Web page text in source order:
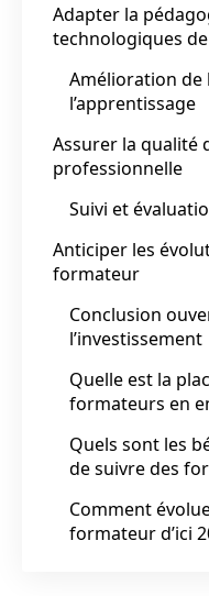
Adapter la
technologiques
Amélioration de
l’apprentissage
Assurer la qualité
professionnelle
Suivi et
Anticiper les
formateur
Conclusion
l’investissement
Quelle est la
formateurs en
Quels sont les
de suivre des
Comment
formateur d’ici